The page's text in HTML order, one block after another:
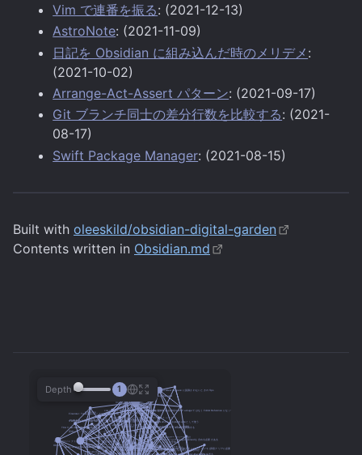
Vim で連番を振る: (2021-12-13)
AstroNote: (2021-11-09)
日記を Obsidian に組み込んだ時のメリデメ :
(2021-10-02)
Arrange-Act-Assert パターン: (2021-09-17)
Git ブランチ同士の差分行数を比較する: (2021-
08-17)
Swift Package Manager: (2021-08-15)
Built with oleeskild/obsidian-digital-garden
Contents written in Obsidian.md
Depth 1